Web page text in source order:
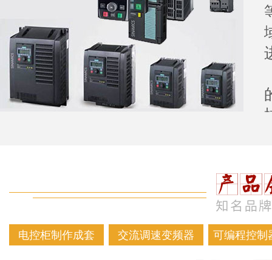
电控柜制作成套 交流调速变频器 可编程控制